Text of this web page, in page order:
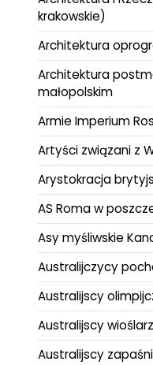
krakowskie)
Architektura
Architektura
małopolskim
Armie Imperium
Artyści związani z
Arystokracja
AS Roma w
Asy myśliwskie
Australijczycy
Australijscy
Australijscy
Australijscy